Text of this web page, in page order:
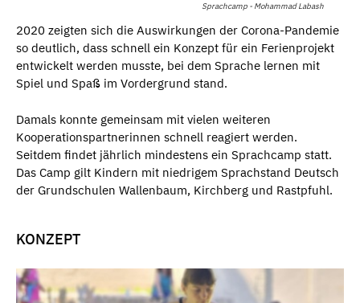
Sprachcamp - Mohammad Labash
2020 zeigten sich die Auswirkungen der Corona-Pandemie
so deutlich, dass schnell ein Konzept für ein Ferienprojekt
entwickelt werden musste, bei dem Sprache lernen mit
Spiel und Spaß im Vordergrund stand.
Damals konnte gemeinsam mit vielen weiteren
Kooperationspartnerinnen schnell reagiert werden.
Seitdem findet jährlich mindestens ein Sprachcamp statt.
Das Camp gilt Kindern mit niedrigem Sprachstand Deutsch
der Grundschulen Wallenbaum, Kirchberg und Rastpfuhl.
KONZEPT